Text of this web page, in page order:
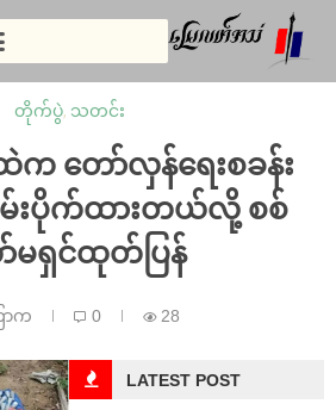
တိုက်ပွဲ, သတင်း
က တော်လှန်ရေးစခန်း
ပိုက်ထားတယ်လို့ စစ်
မရှင်ထုတ်ပြန်
ာက 0 28
LATEST POST